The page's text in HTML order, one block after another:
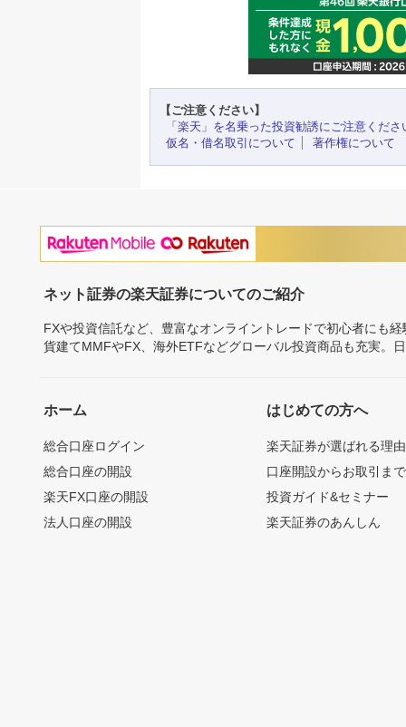
【ご注意ください】
「楽天」を名乗った投資勧誘にご注意くださ
仮名・借名取引について
著作権について
ネット証券の楽天証券についてのご紹介
FXや投資信託など、豊富なオンライントレードで初心者にも
貨建てMMFやFX、海外ETFなどグローバル投資商品も充実。
ホーム
総合口座ログイン
総合口座の開設
楽天FX口座の開設
法人口座の開設
はじめての方へ
楽天証券が選ばれる理由
口座開設からお取引ま
投資ガイド&セミナー
楽天証券のあんしん